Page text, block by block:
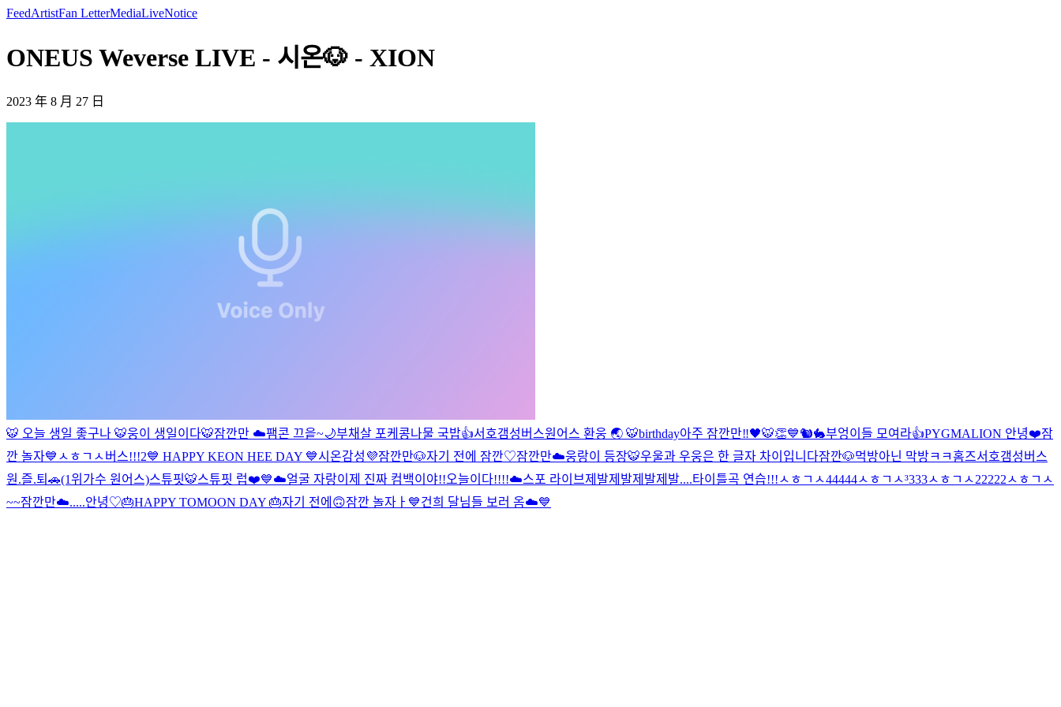
FeedArtistFan LetterMediaLiveNotice
ONEUS Weverse LIVE - 시온🐶 - XION
2023 年 8 月 27 日
🐯 오늘 생일 좋구나 🐯웅이 생일이다🐯잠깐만 ☁️팸콘 끄읕~🌙부채살 포케 콩나물 국밥👍서호갬성버스원어스 환웅 🌏 🐯birthday아주 잠깐만‼️🖤🐯👏💙🐿🐇부엉이들 모여라👍PYGMALION 안녕❤️잠
깐 놀자💙 ㅅㅎㄱㅅ버스!!!2💙 HAPPY KEON HEE DAY 💙시온감성💜잠깐만🐶자기 전에 잠깐♡잠깐만☁️웅랑이 등장🐯우울과 우웅은 한 글자 차이입니다잠깐🐶먹방아닌 막방ㅋㅋ홈즈서호갬성버스
원.즐.퇴🚗(1위가수 원어스)스튜핏🐯스튜핏 럽❤️💙☁️얼굴 자랑이제 진짜 컴백이야!!오늘이다!!!!☁️스포 라이브제발제발제발제발....타이틀곡 연습!!!ㅅㅎㄱㅅ44444ㅅㅎㄱㅅ³333ㅅㅎㄱㅅ22222ㅅㅎㄱㅅ
~~잠깐만☁️.....안녕♡🎂HAPPY TOMOON DAY 🎂자기 전에🙃잠깐 놀자ㅏ💙건희 달님들 보러 옴☁️💙